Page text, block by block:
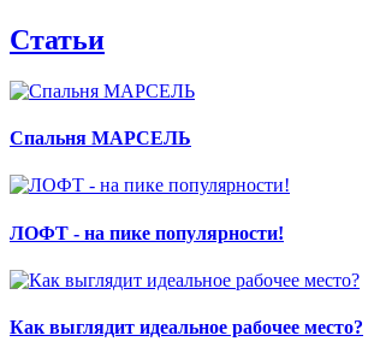
Статьи
Спальня МАРСЕЛЬ
ЛОФТ - на пике популярности!
Как выглядит идеальное рабочее место?